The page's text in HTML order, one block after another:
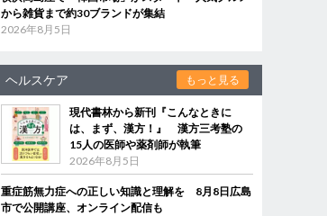
から雑貨まで約30ブランドが集結
2026年8月5日
ヘルスケア もっと見る
現代書林から新刊『こんなときに
は、まず、漢方！』 漢方三考塾の
15人の医師や薬剤師が執筆
2026年8月5日
重症筋無力症への正しい知識と理解を 8月8日広島
市で公開講座、オンライン配信も